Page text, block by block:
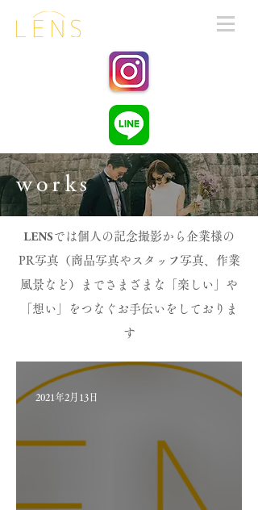
works
LENS では個人の記念撮影から企業様の
PR写真（商品写真やスタッフ写真、作業
風景など）まで さまざまな「楽しい」や
「想い」をつなぐお手伝いをしておりま
す​
2021年2月13日